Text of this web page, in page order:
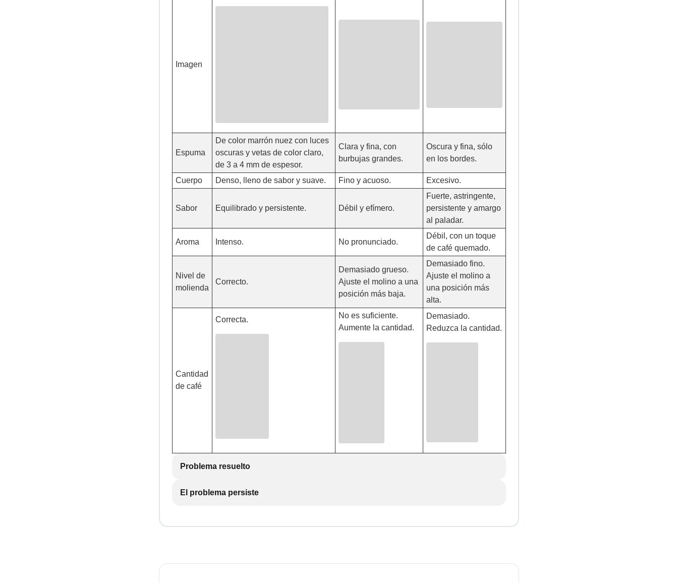
Imagen
Espuma
De color marrón nuez con luces
oscuras y vetas de color claro,
de 3 a 4 mm de espesor.
Clara y fina, con
burbujas grandes.
Oscura y fina, sólo
en los bordes.
Cuerpo Denso, lleno de sabor y suave. Fino y acuoso. Excesivo.
Sabor Equilibrado y persistente. Débil y efímero.
Fuerte, astringente,
persistente y amargo
al paladar.
Aroma Intenso. No pronunciado.
Débil, con un toque
de café quemado.
Nivel de
molienda
Correcto.
Demasiado grueso.
Ajuste el molino a una
posición más baja.
Demasiado fino.
Ajuste el molino a
una posición más
alta.
Cantidad
de café
Correcta.
No es suficiente.
Aumente la cantidad.
Demasiado.
Reduzca la cantidad.
Problema resuelto
El problema persiste